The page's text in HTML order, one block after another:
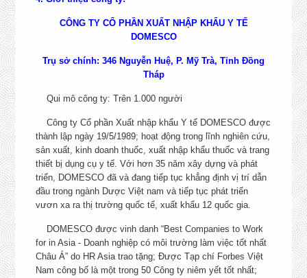
CÔNG TY CỔ PHẦN XUẤT NHẬP KHẨU Y TẾ
DOMESCO
Trụ sở chính: 346 Nguyễn Huệ, P. Mỹ Trà, Tỉnh Đồng
Tháp
Qui mô công ty: Trên 1.000 người
Công ty Cổ phần Xuất nhập khẩu Y tế DOMESCO được
thành lập ngày 19/5/1989; hoạt động trong lĩnh nghiên cứu,
sản xuất, kinh doanh thuốc, xuất nhập khẩu thuốc và trang
thiết bị dụng cụ y tế. Với hơn 35 năm xây dựng và phát
triển, DOMESCO đã và đang tiếp tục khẳng định vị trí dẫn
đầu trong ngành Dược Việt nam và tiếp tục phát triển
vươn xa ra thị trường quốc tế, xuất khẩu 12 quốc gia.
DOMESCO được vinh danh “Best Companies to Work
for in Asia - Doanh nghiệp có môi trường làm việc tốt nhất
Châu Á” do HR Asia trao tặng; Được Tạp chí Forbes Việt
Nam công bố là một trong 50 Công ty niêm yết tốt nhất;
COMMERCE EXECUTIVE
CHI TIẾT
Minh
CHI TIẾT
Đồng Tháp
BỊ
CHI TIẾT
NHÂN VIÊN BỐC XẾP
CHI TIẾT
Đồng Tháp
NHÂN VIÊN THỦ KHO
THÀNH PHẨM
Kho Tân Tạo, TP.
KẾ TOÁN BÁN HÀNG
CHI TIẾT
Hà Nội